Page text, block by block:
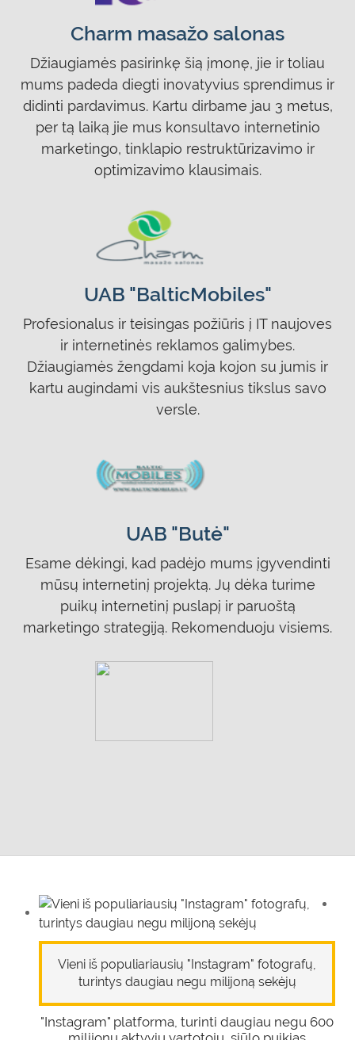
Charm masažo salonas
Džiaugiamės pasirinkę šią įmonę, jie ir toliau
mums padeda diegti inovatyvius sprendimus ir
didinti pardavimus. Kartu dirbame jau 3 metus,
per tą laiką jie mus konsultavo internetinio
marketingo, tinklapio restruktūrizavimo ir
optimizavimo klausimais.
UAB "BalticMobiles"
Profesionalus ir teisingas požiūris į IT naujoves
ir internetinės reklamos galimybes.
Džiaugiamės žengdami koja kojon su jumis ir
kartu augindami vis aukštesnius tikslus savo
versle.
UAB "Butė"
Esame dėkingi, kad padėjo mums įgyvendinti
mūsų internetinį projektą. Jų dėka turime
puikų internetinį puslapį ir paruoštą
marketingo strategiją. Rekomenduoju visiems.
Vieni iš populiariausių "Instagram" fotografų,
turintys daugiau negu milijoną sekėjų
"Instagram" platforma, turinti daugiau negu 600